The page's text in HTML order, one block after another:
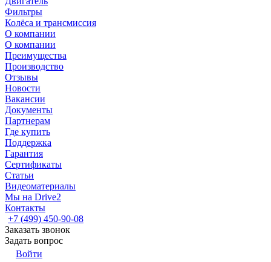
Фильтры
Колёса и трансмиссия
О компании
О компании
Преимущества
Производство
Отзывы
Новости
Вакансии
Документы
Партнерам
Где купить
Поддержка
Гарантия
Сертификаты
Статьи
Видеоматериалы
Мы на Drive2
Контакты
+7 (499) 450-90-08
Заказать звонок
Задать вопрос
Войти